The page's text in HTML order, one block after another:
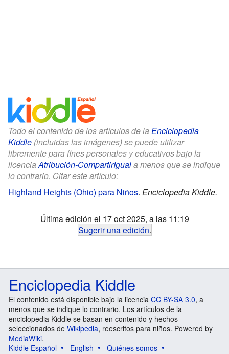
Todo el contenido de los artículos de la Enciclopedia
Kiddle (incluidas las imágenes) se puede utilizar
libremente para fines personales y educativos bajo la
licenciaAtribución-CompartirIguala menos que se indique
lo contrario. Citar este artículo:
Highland Heights (Ohio) para Niños. Enciclopedia Kiddle.
Última edición el 17 oct 2025, a las 11:19
Sugerir una edición.
Enciclopedia Kiddle
El contenido está disponible bajo la licencia CC BY-SA 3.0, a
menos que se indique lo contrario. Los artículos de la
enciclopedia Kiddle se basan en contenido y hechos
seleccionados de Wikipedia, reescritos para niños. Powered by
MediaWiki.
Kiddle Español
English
Quiénes somos